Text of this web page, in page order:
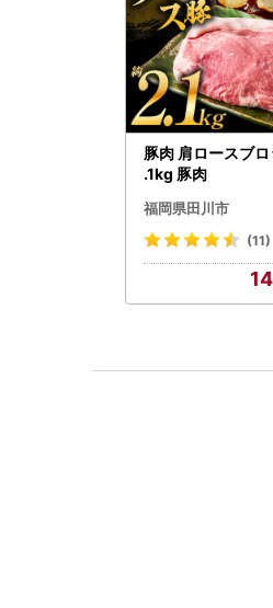
豚肉 肩ロースブ
.1kg 豚肉
福岡県田川市
(11)